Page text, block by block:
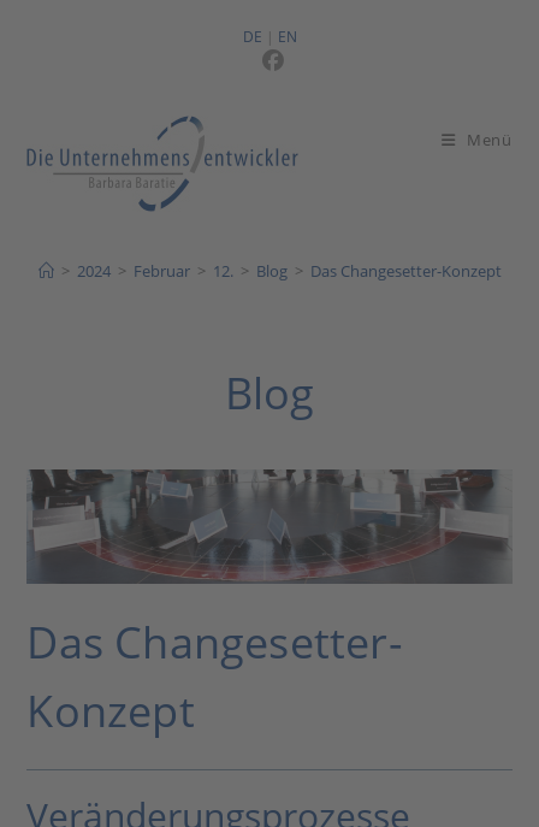
DE EN
Menü
Blog
> 2024 > Februar > 12. > Blog > Das Changesetter-Konzept
Das Changesetter-
Konzept
Veränderungsprozesse